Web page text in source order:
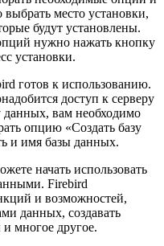
место установки,
будут установлены.
нужно нажать кнопку
установки.
готов к использованию.
доступ к серверу
данных, вам необходимо
опцию «Создать базу
и имя базы данных.
начать использовать
Firebird
и возможностей,
данных, создавать
многое другое.